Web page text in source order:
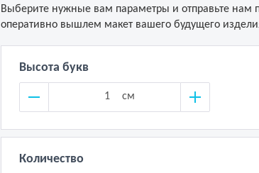
Выберите нужные вам параметры и отправьте
оперативно вышлем макет вашего будущего
Высота букв
см
Количество